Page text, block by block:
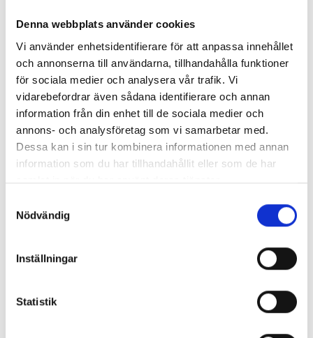
Denna webbplats använder cookies
Vi använder enhetsidentifierare för att anpassa innehållet
och annonserna till användarna, tillhandahålla funktioner
för sociala medier och analysera vår trafik. Vi
vidarebefordrar även sådana identifierare och annan
information från din enhet till de sociala medier och
annons- och analysföretag som vi samarbetar med.
Dessa kan i sin tur kombinera informationen med annan
information som du har tillhandahållit eller som de har
samlat in när du har använt deras tjänster.
Nödvändig
Inställningar
Statistik
chefredaktörerna
REPORTAGE